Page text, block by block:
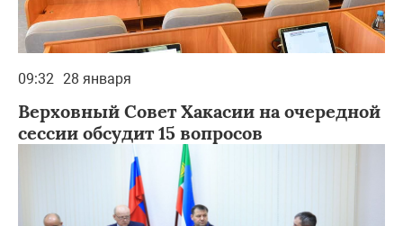
09:32 28 января
Верховный Совет Хакасии на очередной
сессии обсудит 15 вопросов